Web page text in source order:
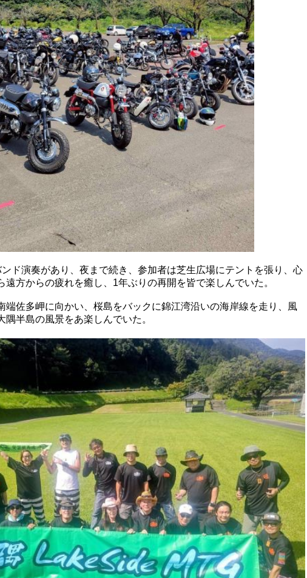
ド演奏があり、夜まで続き、参加者は芝生広場にテントを張り、心
遠方からの疲れを癒し、1年ぶりの再開を皆で楽しんでいた。
佐多岬に向かい、桜島をバックに錦江湾沿いの海岸線を走り、風
隅半島の風景をあ楽しんでいた。